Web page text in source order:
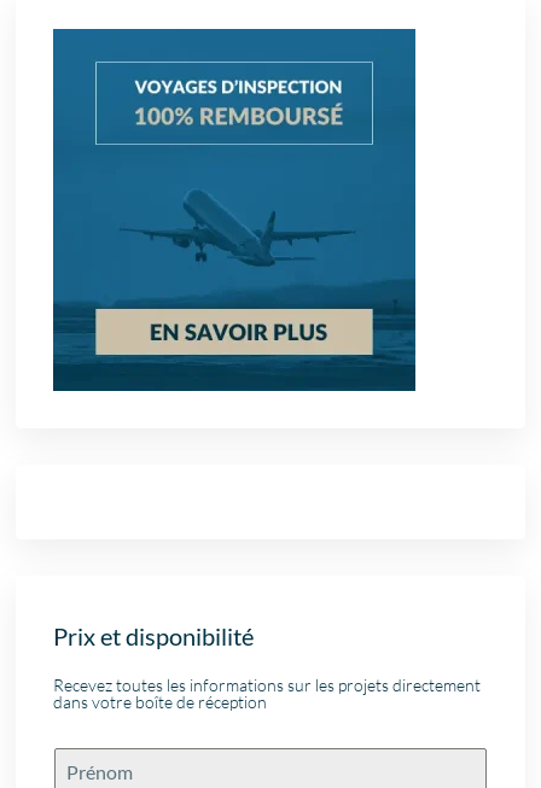
Prix et disponibilité
Recevez toutes les informations sur les projets directement
dans votre boîte de réception